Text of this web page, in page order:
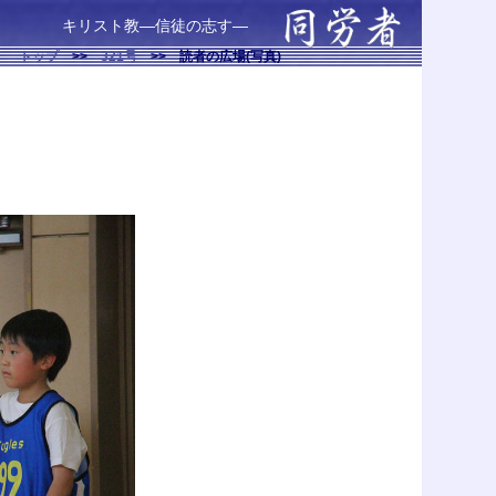
キリスト教—信徒の志す—
トップ>>321号>>読者の広場(写真)